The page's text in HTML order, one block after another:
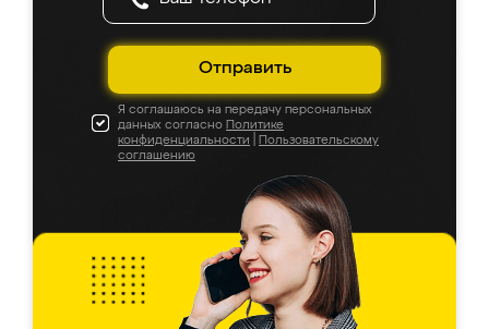
Отправить
Я соглашаюсь на передачу персональных
данных согласно Политике
конфиденциальности
Пользовательскому
соглашению